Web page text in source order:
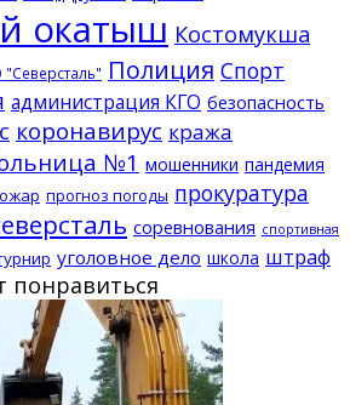
окатыш Костомукша
"Северсталь" Полиция Спорт
администрация КГО безопасность
коронавирус кража
№1 мошенники пандемия
прогноз погоды прокуратура
соревнования спортивная
уголовное дело школа штраф
понравиться